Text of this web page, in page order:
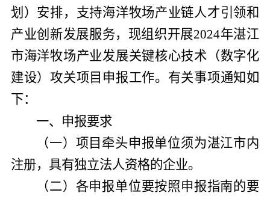
划）安排，支持海洋牧场产业链人才引领和
产业创新发展服务，现组织开展2024年湛江
市海洋牧场产业发展关键核心技术（数字化
建设）攻关项目申报工作。有关事项通知如
下：
一、申报要求
（一）项目牵头申报单位须为湛江市内
注册，具有独立法人资格的企业。
（二）各申报单位要按照申报指南的要